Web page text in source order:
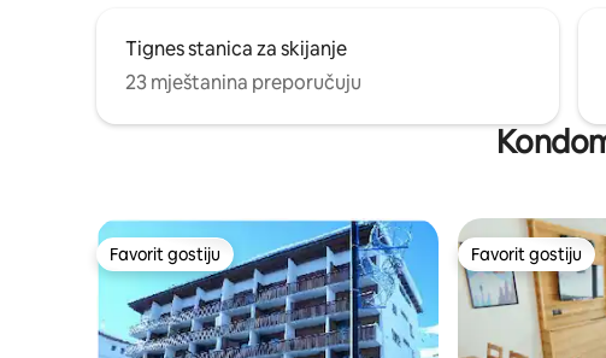
Tignes stanica za skijanje
23 mještanina preporučuju
Favorit gostiju
Favorit gostiju Favorit gostiju
Favorit gostiju